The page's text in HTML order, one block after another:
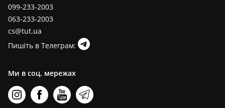
099-233-2003
063-233-2003
cs@tut.ua
Пишіть в Телеграм:
Ми в соц. мережах